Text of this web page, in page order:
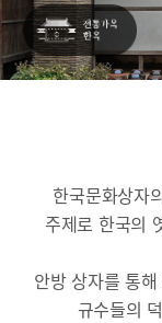
한국문화상자
주제로 한국의
안방 상자를 통
규수들의